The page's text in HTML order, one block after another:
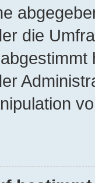
die